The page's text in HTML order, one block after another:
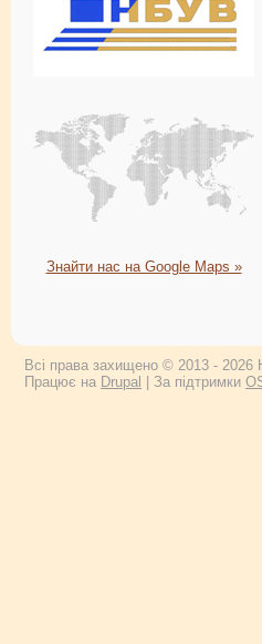
Знайти нас на Google Maps »
Всі права захищено © 2013 - 2026
Працює на Drupal | За підтримки